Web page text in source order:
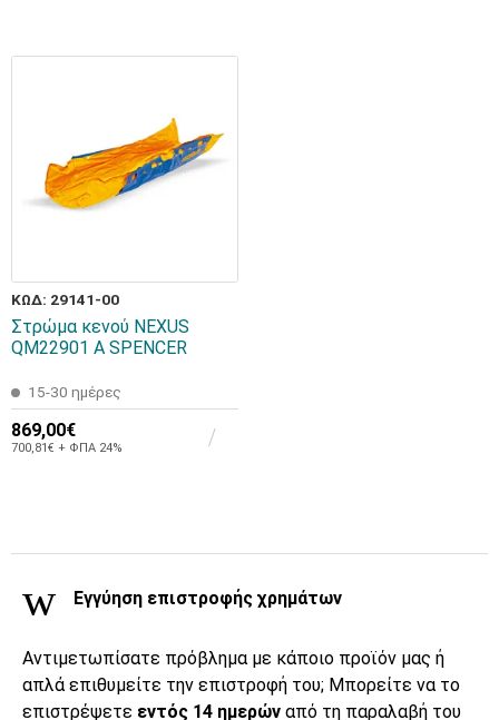
ΚΩΔ: 29141-00
Στρώμα κενού NEXUS
QM22901 A SPENCER
15-30 ημέρες
869,00€
700,81€ + ΦΠΑ 24%
Εγγύηση επιστροφής χρημάτων
Αντιμετωπίσατε πρόβλημα με κάποιο προϊόν μας ή
απλά επιθυμείτε την επιστροφή του; Μπορείτε να το
επιστρέψετε εντός 14 ημερών από τη παραλαβή του